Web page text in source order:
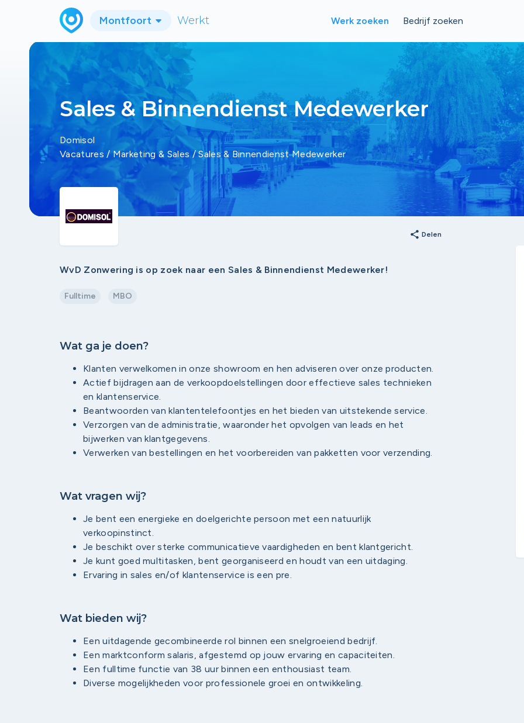
Montfoort Werkt Werk zoeken Bedrijf zoeken
Sales & Binnendienst Medewerker
Domisol
Vacatures /Marketing & Sales/Sales & Binnendienst Medewerker
share Delen
WvD Zonwering is op zoek naar een Sales & Binnendienst Medewerker!
Fulltime MBO
Wat ga je doen?
Klanten verwelkomen in onze showroom en hen adviseren over onze producten.
Actief bijdragen aan de verkoopdoelstellingen door effectieve sales technieken
en klantenservice.
Beantwoorden van klantentelefoontjes en het bieden van uitstekende service.
Verzorgen van de administratie, waaronder het opvolgen van leads en het
bijwerken van klantgegevens.
Verwerken van bestellingen en het voorbereiden van pakketten voor verzending.
Wat vragen wij?
Je bent een energieke en doelgerichte persoon met een natuurlijk
verkoopinstinct.
Je beschikt over sterke communicatieve vaardigheden en bent klantgericht.
Je kunt goed multitasken, bent georganiseerd en houdt van een uitdaging.
Ervaring in sales en/of klantenservice is een pre.
Wat bieden wij?
Een uitdagende gecombineerde rol binnen een snelgroeiend bedrijf.
Een marktconform salaris, afgestemd op jouw ervaring en capaciteiten.
Een fulltime functie van 38 uur binnen een enthousiast team.
Diverse mogelijkheden voor professionele groei en ontwikkeling.